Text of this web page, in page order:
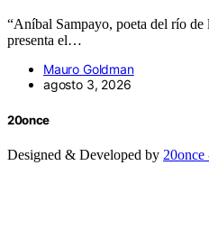
“Aníbal Sampayo, poeta del río de
presenta el…
Mauro Goldman
agosto 3, 2026
20once
Designed & Developed by 20once